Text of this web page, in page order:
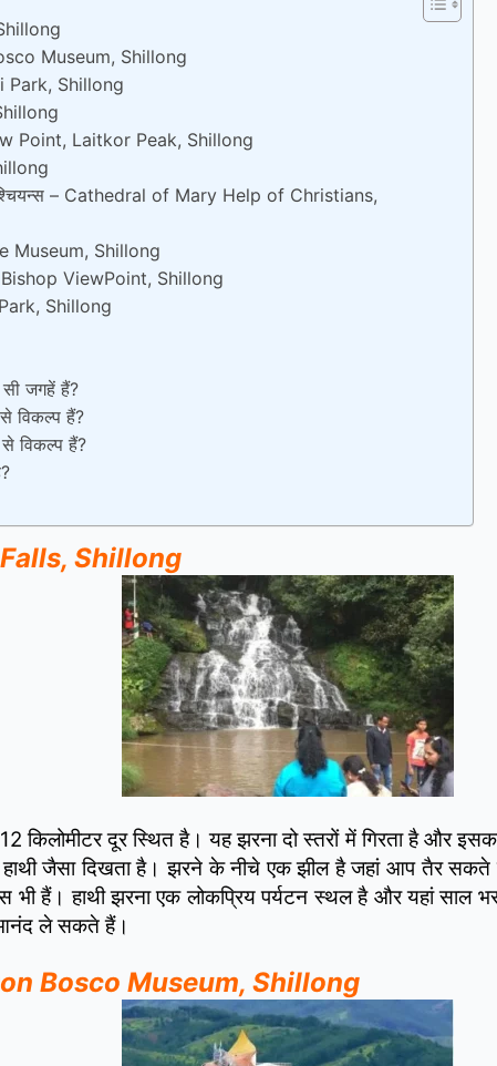
Museum, Shillong
Park, Shillong
Point, Laitkor Peak, Shillong
– Cathedral of Mary Help of Christians,
Museum, Shillong
Bishop ViewPoint, Shillong
Shillong
जगहें हैं?
विकल्प हैं?
विकल्प हैं?
Falls, Shillong
किलोमीटर दूर स्थित है। यह झरना दो स्तरों में गिरता है और
जैसा दिखता है। झरने के नीचे एक झील है जहां आप तैर
हैं। हाथी झरना एक लोकप्रिय पर्यटन स्थल है और यहां साल
ले सकते हैं।
Don Bosco Museum, Shillong